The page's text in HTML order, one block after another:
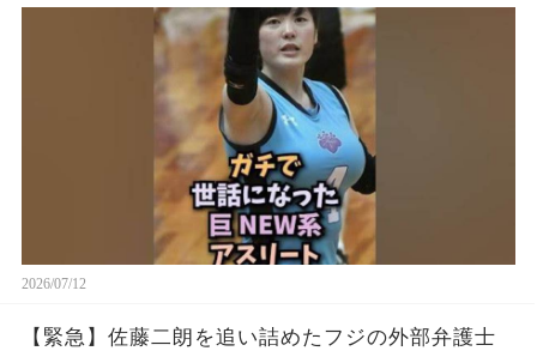
2026/07/12
【緊急】佐藤二朗を追い詰めたフジの外部弁護士